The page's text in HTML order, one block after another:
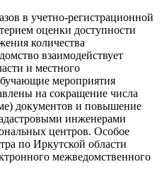
в учетно-регистрационной
оценки доступности
количества
взаимодействует
и местного
мероприятия
на сокращение числа
документов и повышение
инженерами
центров. Особое
по Иркутской области
межведомственного